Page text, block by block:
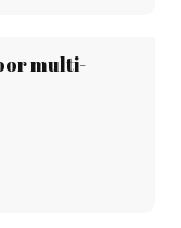
multi-